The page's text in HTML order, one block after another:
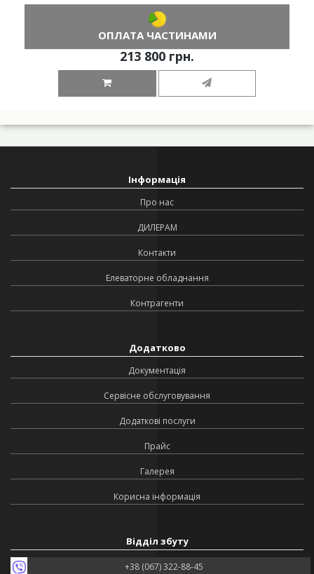
ОПЛАТА ЧАСТИНАМИ
213 800 грн.
Інформація
Про нас
ДИЛЕРАМ
Контакти
Елеваторне обладнання
Контрагенти
Додатково
Документація
Сервісне обслуговування
Додаткові послуги
Прайс
Галерея
Корисна інформація
Відділ збуту
+38 (067) 322-88-45